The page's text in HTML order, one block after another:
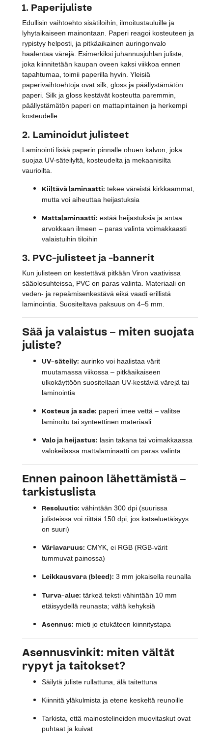
1. Paperijuliste
Edullisin vaihtoehto sisätiloihin, ilmoitustauluille ja
lyhytaikaiseen mainontaan. Paperi reagoi kosteuteen ja
rypistyy helposti, ja pitkäaikainen auringonvalo
haalentaa värejä. Esimerkiksi juhannusjuhlan juliste,
joka kiinnitetään kaupan oveen kaksi viikkoa ennen
tapahtumaa, toimii paperilla hyvin. Yleisiä
paperivaihtoehtoja ovat silk, gloss ja päällystämätön
paperi. Silk ja gloss kestävät kosteutta paremmin,
päällystämätön paperi on mattapintainen ja herkempi
kosteudelle.
2. Laminoidut julisteet
Laminointi lisää paperin pinnalle ohuen kalvon, joka
suojaa UV-säteilyltä, kosteudelta ja mekaanisilta
vaurioilta.
Kiiltävä laminaatti: tekee väreistä kirkkaammat,
mutta voi aiheuttaa heijastuksia
Mattalaminaatti: estää heijastuksia ja antaa
arvokkaan ilmeen – paras valinta voimakkaasti
valaistuihin tiloihin
3. PVC-julisteet ja -bannerit
Kun julisteen on kestettävä pitkään Viron vaativissa
sääolosuhteissa, PVC on paras valinta. Materiaali on
veden- ja repeämisenkestävä eikä vaadi erillistä
laminointia. Suositeltava paksuus on 4–5 mm.
Sää ja valaistus – miten suojata
juliste?
UV-säteily: aurinko voi haalistaa värit
muutamassa viikossa – pitkäaikaiseen
ulkokäyttöön suositellaan UV-kestäviä värejä tai
laminointia
Kosteus ja sade: paperi imee vettä – valitse
laminoitu tai synteettinen materiaali
Valo ja heijastus: lasin takana tai voimakkaassa
valokeilassa mattalaminaatti on paras valinta
Ennen painoon lähettämistä –
tarkistuslista
Resoluutio: vähintään 300 dpi (suurissa
julisteissa voi riittää 150 dpi, jos katseluetäisyys
on suuri)
Väriavaruus: CMYK, ei RGB (RGB-värit
tummuvat painossa)
Leikkausvara (bleed): 3 mm jokaisella reunalla
Turva-alue: tärkeä teksti vähintään 10 mm
etäisyydellä reunasta; vältä kehyksiä
Asennus: mieti jo etukäteen kiinnitystapa
Asennusvinkit: miten vältät
rypyt ja taitokset?
Säilytä juliste rullattuna, älä taitettuna
Kiinnitä yläkulmista ja etene keskeltä reunoille
Tarkista, että mainostelineiden muovitaskut ovat
puhtaat ja kuivat